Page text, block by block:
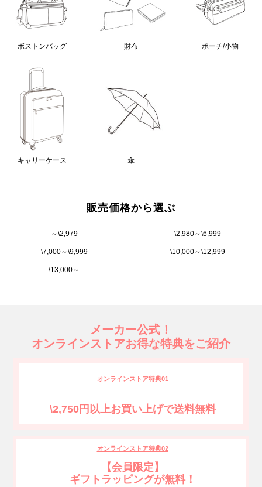
ボストンバッグ 財布 ポーチ/小物
キャリーケース 傘
販売価格から選ぶ
～\2,979 \2,980～\6,999
\7,000～\9,999 \10,000～\12,999
\13,000～
メーカー公式！
オンラインストアお得な特典をご紹介
オンラインストア特典01
\2,750円以上お買い上げで送料無料
オンラインストア特典02
【会員限定】
ギフトラッピングが無料！